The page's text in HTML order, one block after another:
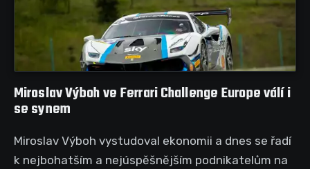
Miroslav Výboh ve Ferrari Challenge Europe válí i
se synem
Miroslav Výboh vystudoval ekonomii a dnes se řadí
k nejbohatším a nejúspěšnějším podnikatelům na